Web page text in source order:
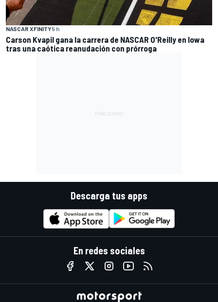
NASCAR XFINITY5 h
Carson Kvapil gana la carrera de NASCAR O'Reilly en Iowa
tras una caótica reanudación con prórroga
Descarga tus apps
En redes sociales